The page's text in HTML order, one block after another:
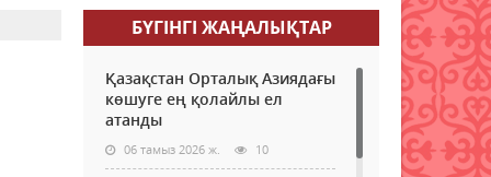
БҮГІНГI ЖАҢАЛЫҚТАР
Қазақстан Орталық Азиядағы
көшуге ең қолайлы ел
атанды
06 тамыз 2026 ж. 10